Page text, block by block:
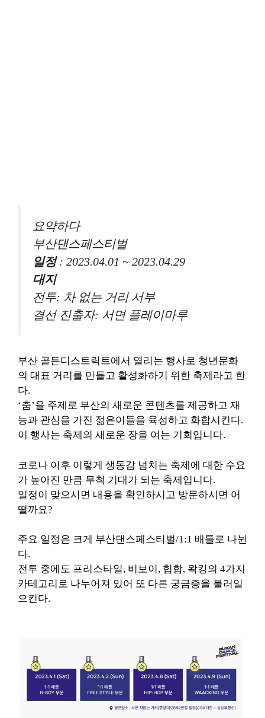
요약하다
부산댄스페스티벌
일정: 2023.04.01 ~ 2023.04.29
대지
전투: 차 없는 거리 서부
결선 진출자: 서면 플레이마루
부산 골든디스트릭트에서 열리는 행사로 청년문화
의 대표 거리를 만들고 활성화하기 위한 축제라고 한
다.
‘춤’을 주제로 부산의 새로운 콘텐츠를 제공하고 재
능과 관심을 가진 젊은이들을 육성하고 화합시킨다.
이 행사는 축제의 새로운 장을 여는 기회입니다.
코로나 이후 이렇게 생동감 넘치는 축제에 대한 수요
가 높아진 만큼 무척 기대가 되는 축제입니다.
일정이 맞으시면 내용을 확인하시고 방문하시면 어
떨까요?
주요 일정은 크게 부산댄스페스티벌/1:1 배틀로 나뉜
다.
전투 중에도 프리스타일, 비보이, 힙합, 왁킹의 4가지
카테고리로 나누어져 있어 또 다른 궁금증을 불러일
으킨다.